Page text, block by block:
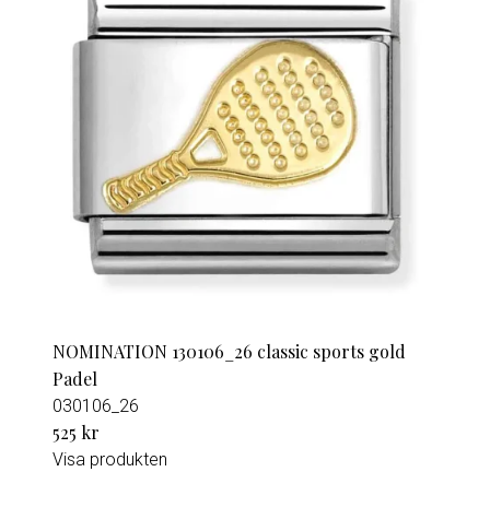
NOMINATION 130106_26 classic sports gold
Padel
030106_26
525 kr
Visa produkten